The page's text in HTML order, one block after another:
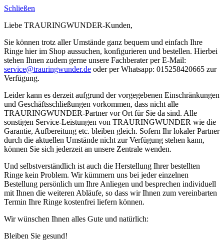
Schließen
Liebe TRAURINGWUNDER-Kunden,
Sie können trotz aller Umstände ganz bequem und einfach Ihre
Ringe hier im Shop aussuchen, konfigurieren und bestellen. Hierbei
stehen Ihnen zudem gerne unsere Fachberater per E-Mail:
service@trauringwunder.de oder per Whatsapp: 015258420665 zur
Verfügung.
Leider kann es derzeit aufgrund der vorgegebenen Einschränkungen
und Geschäftsschließungen vorkommen, dass nicht alle
TRAURINGWUNDER-Partner vor Ort für Sie da sind. Alle
sonstigen Service-Leistungen von TRAURINGWUNDER wie die
Garantie, Aufbereitung etc. bleiben gleich. Sofern Ihr lokaler Partner
durch die aktuellen Umstände nicht zur Verfügung stehen kann,
können Sie sich jederzeit an unsere Zentrale wenden.
Und selbstverständlich ist auch die Herstellung Ihrer bestellten
Ringe kein Problem. Wir kümmern uns bei jeder einzelnen
Bestellung persönlich um Ihre Anliegen und besprechen individuell
mit Ihnen die weiteren Abläufe, so dass wir Ihnen zum vereinbarten
Termin Ihre Ringe kostenfrei liefern können.
Wir wünschen Ihnen alles Gute und natürlich:
Bleiben Sie gesund!